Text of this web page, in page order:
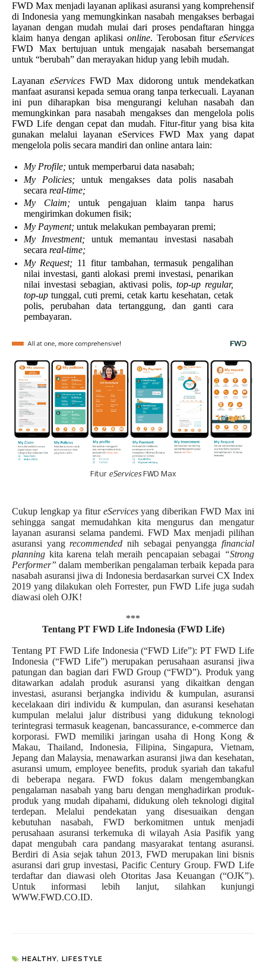
FWD Max menjadi layanan aplikasi asuransi yang komprehensif
di Indonesia yang memungkinkan nasabah mengakses berbagai
layanan dengan mudah mulai dari proses pendaftaran hingga
klaim hanya dengan aplikasi online. Terobosan fitureServices
FWD Max bertujuan untuk mengajak nasabah bersemangat
untuk “berubah” dan merayakan hidup yang lebih mudah.
Layanan eServicesFWD Max didorong untuk mendekatkan
manfaat asuransi kepada semua orang tanpa terkecuali. Layanan
ini pun diharapkan bisa mengurangi keluhan nasabah dan
memungkinkan para nasabah mengakses dan mengelola polis
FWD Life dengan cepat dan mudah. Fitur-fitur yang bisa kita
gunakan melalui layanan eServices FWD Max yang dapat
mengelola polis secara mandiri dan online antara lain:
My Profile;untuk memperbarui data nasabah;
My Policies;untuk mengakses data polis nasabah
secara real-time;
My Claim;untuk pengajuan klaim tanpa harus
mengirimkan dokumen fisik;
My Payment;untuk melakukan pembayaran premi;
My Investment; untuk memantau investasi nasabah
secara real-time;
My Request; 11 fitur tambahan, termasuk pengalihan
nilai investasi, ganti alokasi premi investasi, penarikan
nilai investasi sebagian, aktivasi polis, top-up regular,
top-uptunggal, cuti premi, cetak kartu kesehatan, cetak
polis, perubahan data tertanggung, dan ganti cara
pembayaran.
FitureServicesFWD Max
Cukup lengkap ya fitur eServicesyang diberikan FWD Max ini
sehingga sangat memudahkan kita mengurus dan mengatur
layanan asuransi selama pandemi. FWD Max menjadi pilihan
asuransi yangrecommended nih sebagai penyanggafinancial
planning kita karena telah meraih pencapaian sebagai “Strong
Performer” dalam memberikan pengalaman terbaik kepada para
nasabah asuransi jiwa di Indonesia berdasarkan survei CX Index
2019 yang dilakukan oleh Forrester, pun FWD Life juga sudah
diawasi oleh OJK!
***
Tentang PT FWD Life Indonesia (FWD Life)
Tentang PT FWD Life Indonesia (“FWD Life”): PT FWD Life
Indonesia (“FWD Life”) merupakan perusahaan asuransi jiwa
patungan dan bagian dari FWD Group (“FWD”). Produk yang
ditawarkan adalah produk asuransi yang dikaitkan dengan
investasi, asuransi berjangka individu & kumpulan, asuransi
kecelakaan diri individu & kumpulan, dan asuransi kesehatan
kumpulan melalui jalur distribusi yang didukung teknologi
terintegrasi termasuk keagenan, bancassurance, e-commerce dan
korporasi. FWD memiliki jaringan usaha di Hong Kong &
Makau, Thailand, Indonesia, Filipina, Singapura, Vietnam,
Jepang dan Malaysia, menawarkan asuransi jiwa dan kesehatan,
asuransi umum, employee benefits, produk syariah dan takaful
di beberapa negara. FWD fokus dalam mengembangkan
pengalaman nasabah yang baru dengan menghadirkan produk-
produk yang mudah dipahami, didukung oleh teknologi digital
terdepan. Melalui pendekatan yang disesuaikan dengan
kebutuhan nasabah, FWD berkomitmen untuk menjadi
perusahaan asuransi terkemuka di wilayah Asia Pasifik yang
dapat mengubah cara pandang masyarakat tentang asuransi.
Berdiri di Asia sejak tahun 2013, FWD merupakan lini bisnis
asuransi dari grup investasi, Pacific Century Group. FWD Life
terdaftar dan diawasi oleh Otoritas Jasa Keuangan (“OJK”).
Untuk informasi lebih lanjut, silahkan kunjungi
WWW.FWD.CO.ID.
HEALTHY, LIFESTYLE